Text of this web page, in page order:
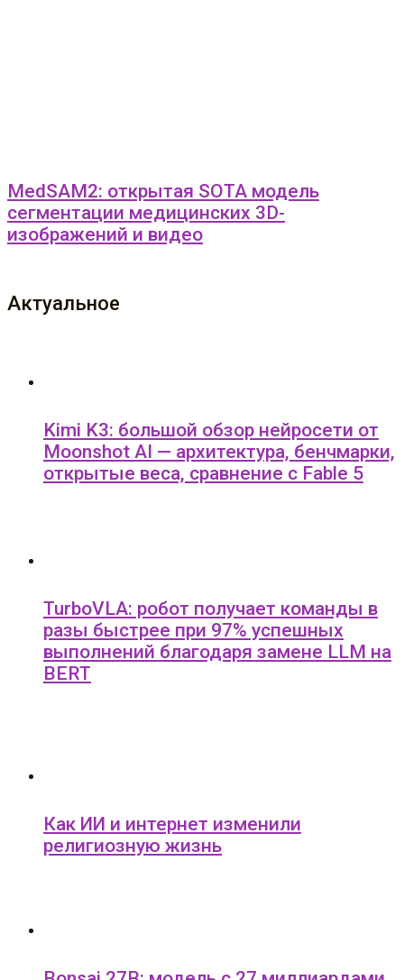
MedSAM2: открытая SOTA модель
сегментации медицинских 3D-
изображений и видео
Актуальное
Kimi K3: большой обзор нейросети от
Moonshot AI — архитектура, бенчмарки,
открытые веса, сравнение с Fable 5
TurboVLA: робот получает команды в
разы быстрее при 97% успешных
выполнений благодаря замене LLM на
BERT
Как ИИ и интернет изменили
религиозную жизнь